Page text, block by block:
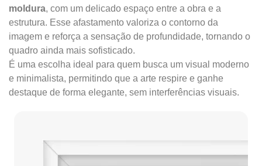
moldura, com um delicado espaço entre a obra e a
estrutura. Esse afastamento valoriza o contorno da
imagem e reforça a sensação de profundidade, tornando o
quadro ainda mais sofisticado.
É uma escolha ideal para quem busca um visual moderno
e minimalista, permitindo que a arte respire e ganhe
destaque de forma elegante, sem interferências visuais.